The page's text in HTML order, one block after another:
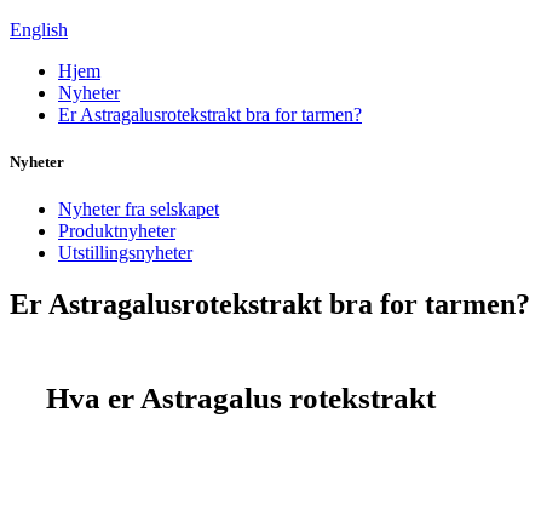
English
Hjem
Nyheter
Er Astragalusrotekstrakt bra for tarmen?
Nyheter
Nyheter fra selskapet
Produktnyheter
Utstillingsnyheter
Er Astragalusrotekstrakt bra for tarmen?
Hva er Astragalus rotekstrakt